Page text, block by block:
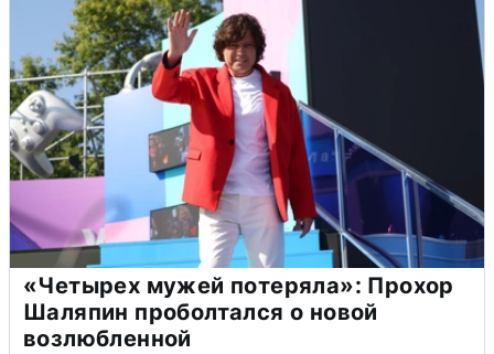
«Четырех мужей потеряла»: Прохор
Шаляпин проболтался о новой
возлюбленной